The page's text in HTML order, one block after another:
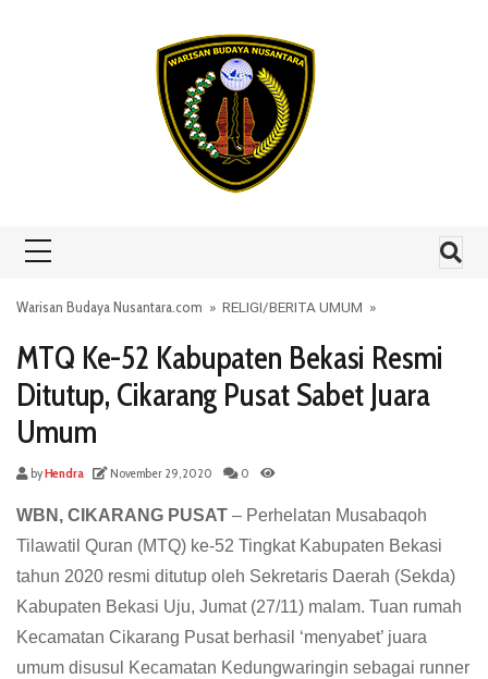
Warisan Budaya Nusantara.com » RELIGI/BERITA UMUM »
MTQ Ke-52 Kabupaten Bekasi Resmi
Ditutup, Cikarang Pusat Sabet Juara
Umum
byHendra November 29, 2020 0
WBN, CIKARANG PUSAT – Perhelatan Musabaqoh
Tilawatil Quran (MTQ) ke-52 Tingkat Kabupaten Bekasi
tahun 2020 resmi ditutup oleh Sekretaris Daerah (Sekda)
Kabupaten Bekasi Uju, Jumat (27/11) malam. Tuan rumah
Kecamatan Cikarang Pusat berhasil ‘menyabet’ juara
umum disusul Kecamatan Kedungwaringin sebagai runner